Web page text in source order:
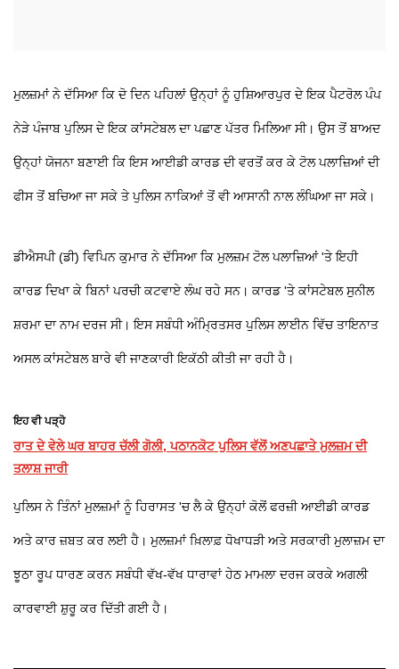
ਮੁਲਜ਼ਮਾਂ ਨੇ ਦੱਸਿਆ ਕਿ ਦੋ ਦਿਨ ਪਹਿਲਾਂ ਉਨ੍ਹਾਂ ਨੂੰ ਹੁਸ਼ਿਆਰਪੁਰ ਦੇ ਇਕ ਪੈਟਰੋਲ ਪੰਪ
ਨੇੜੇ ਪੰਜਾਬ ਪੁਲਿਸ ਦੇ ਇਕ ਕਾਂਸਟੇਬਲ ਦਾ ਪਛਾਣ ਪੱਤਰ ਮਿਲਿਆ ਸੀ। ਉਸ ਤੋਂ ਬਾਅਦ
ਉਨ੍ਹਾਂ ਯੋਜਨਾ ਬਣਾਈ ਕਿ ਇਸ ਆਈਡੀ ਕਾਰਡ ਦੀ ਵਰਤੋਂ ਕਰ ਕੇ ਟੋਲ ਪਲਾਜ਼ਿਆਂ ਦੀ
ਫੀਸ ਤੋਂ ਬਚਿਆ ਜਾ ਸਕੇ ਤੇ ਪੁਲਿਸ ਨਾਕਿਆਂ ਤੋਂ ਵੀ ਆਸਾਨੀ ਨਾਲ ਲੰਘਿਆ ਜਾ ਸਕੇ।
ਡੀਐਸਪੀ (ਡੀ) ਵਿਪਿਨ ਕੁਮਾਰ ਨੇ ਦੱਸਿਆ ਕਿ ਮੁਲਜ਼ਮ ਟੋਲ ਪਲਾਜ਼ਿਆਂ 'ਤੇ ਇਹੀ
ਕਾਰਡ ਦਿਖਾ ਕੇ ਬਿਨਾਂ ਪਰਚੀ ਕਟਵਾਏ ਲੰਘ ਰਹੇ ਸਨ। ਕਾਰਡ 'ਤੇ ਕਾਂਸਟੇਬਲ ਸੁਨੀਲ
ਸ਼ਰਮਾ ਦਾ ਨਾਮ ਦਰਜ ਸੀ। ਇਸ ਸਬੰਧੀ ਅੰਮ੍ਰਿਤਸਰ ਪੁਲਿਸ ਲਾਈਨ ਵਿੱਚ ਤਾਇਨਾਤ
ਅਸਲ ਕਾਂਸਟੇਬਲ ਬਾਰੇ ਵੀ ਜਾਣਕਾਰੀ ਇਕੱਠੀ ਕੀਤੀ ਜਾ ਰਹੀ ਹੈ।
ਇਹ ਵੀ ਪੜ੍ਹੋ
ਰਾਤ ਦੇ ਵੇਲੇ ਘਰ ਬਾਹਰ ਚੱਲੀ ਗੋਲੀ, ਪਠਾਨਕੋਟ ਪੁਲਿਸ ਵੱਲੋਂ ਅਣਪਛਾਤੇ ਮੁਲਜ਼ਮ ਦੀ
ਤਲਾਸ਼ ਜਾਰੀ
ਪੁਲਿਸ ਨੇ ਤਿੰਨਾਂ ਮੁਲਜ਼ਮਾਂ ਨੂੰ ਹਿਰਾਸਤ 'ਚ ਲੈ ਕੇ ਉਨ੍ਹਾਂ ਕੋਲੋਂ ਫਰਜ਼ੀ ਆਈਡੀ ਕਾਰਡ
ਅਤੇ ਕਾਰ ਜ਼ਬਤ ਕਰ ਲਈ ਹੈ। ਮੁਲਜ਼ਮਾਂ ਖ਼ਿਲਾਫ਼ ਧੋਖਾਧੜੀ ਅਤੇ ਸਰਕਾਰੀ ਮੁਲਾਜ਼ਮ ਦਾ
ਝੂਠਾ ਰੂਪ ਧਾਰਣ ਕਰਨ ਸਬੰਧੀ ਵੱਖ-ਵੱਖ ਧਾਰਾਵਾਂ ਹੇਠ ਮਾਮਲਾ ਦਰਜ ਕਰਕੇ ਅਗਲੀ
ਕਾਰਵਾਈ ਸ਼ੁਰੂ ਕਰ ਦਿੱਤੀ ਗਈ ਹੈ।